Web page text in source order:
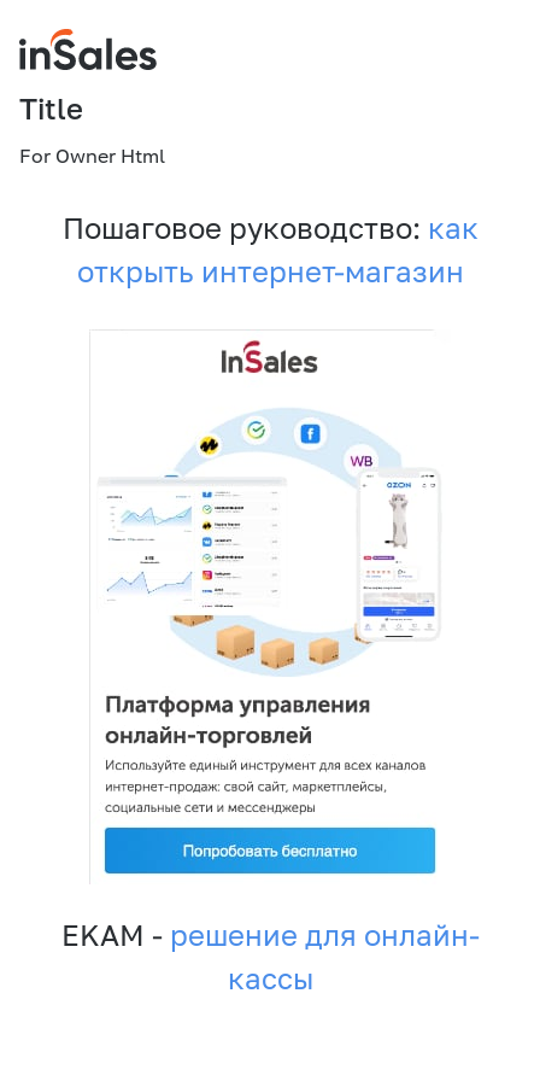
Title
For Owner Html
Пошаговое руководство: как
открыть интернет-магазин
EKAM - решение для онлайн-
кассы